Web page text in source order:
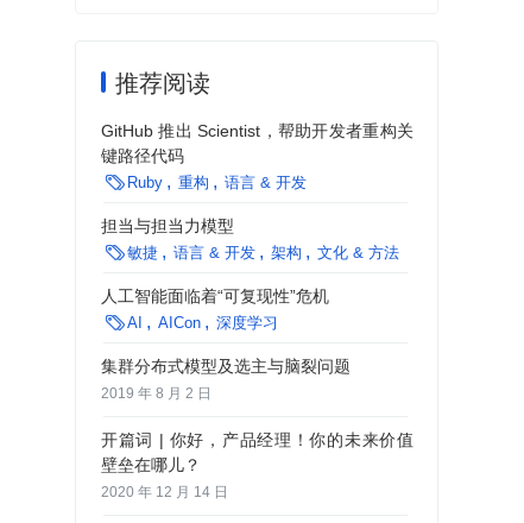
推荐阅读
GitHub 推出 Scientist，帮助开发者重构关
键路径代码
 Ruby 重构 语言 & 开发
担当与担当力模型
敏捷 语言 & 开发 架构 文化 & 方法
人工智能面临着“可复现性”危机
AI AICon 深度学习
集群分布式模型及选主与脑裂问题
2019 年 8 月 2 日
开篇词 | 你好，产品经理！你的未来价值
壁垒在哪儿？
2020 年 12 月 14 日